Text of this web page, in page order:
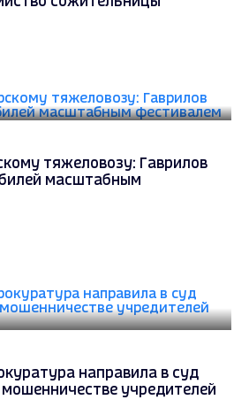
тяжеловозу: Гаврилов
масштабным
направила в суд
учредителей